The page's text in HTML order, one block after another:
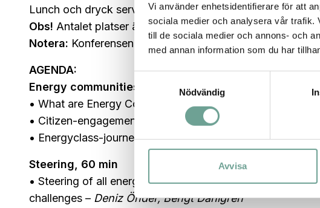
Vi använder enhetsidentifierare för att
sociala medier och analysera vår trafik.
till de sociala medier och annons- och
med annan information som du har
Nödvändig
Avvisa
Lunch och dryck serveras kostnadsfritt
Obs! Antalet platser är begränsat
Notera: Konferensen hålls på engelska eftersom vi har
AGENDA:
Energy communities, 30 min
• What are Energy Communities? –Josefin Danielsson,
• Citizen-engagement in energy –
Jörgen Lööf,
• Energyclass-journey –Jan Fransson, Energy
Steering, 60 min
• Steering of all energy resources to reduce costs/peak
challenges – Deniz Önder, Bengt Dahlgren